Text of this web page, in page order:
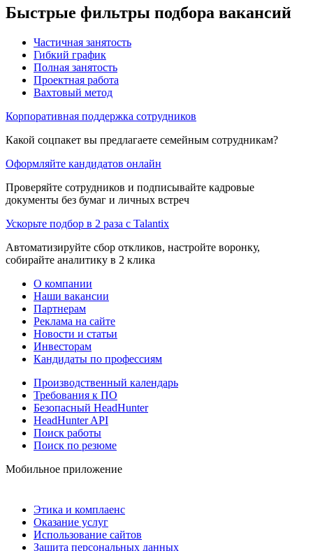
Быстрые фильтры подбора вакансий
Частичная занятость
Гибкий график
Полная занятость
Проектная работа
Вахтовый метод
Корпоративная поддержка сотрудников
Какой соцпакет вы предлагаете семейным сотрудникам?
Оформляйте кандидатов онлайн
Проверяйте сотрудников и подписывайте кадровые
документы без бумаг и личных встреч
Ускорьте подбор в 2 раза с Talantix
Автоматизируйте сбор откликов, настройте воронку,
собирайте аналитику в 2 клика
О компании
Наши вакансии
Партнерам
Реклама на сайте
Новости и статьи
Инвесторам
Кандидаты по профессиям
Производственный календарь
Требования к ПО
Безопасный HeadHunter
HeadHunter API
Поиск работы
Поиск по резюме
Мобильное приложение
Этика и комплаенс
Оказание услуг
Использование сайтов
Защита персональных данных